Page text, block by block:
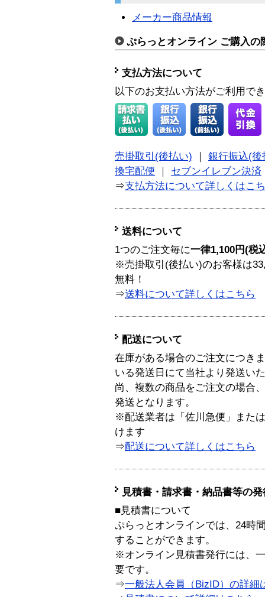
メーカー商品情報
ぷらっとオンライン ご購入の
支払方法について
以下のお支払い方法がご利用で
売掛取引(後払い)
銀行振込(後
換宅配便
セブンイレブン決済
⇒支払方法について詳しくはこ
送料について
1つのご注文毎に一律1,100円(税
※売掛取引(後払い)のお客様は
無料！
⇒送料について詳しくはこちら
配送について
在庫がある場合のご注文につき
いる発送日にて当社より発送い
尚、複数の商品をご注文の場合
発送となります。
※配送業者は「佐川急便」また
けます
⇒配送について詳しくはこちら
見積書・請求書・納品書等の
■見積書について
ぷらっとオンラインでは、24時
することができます。
※オンライン見積書発行には、
要です。
⇒一般法人会員（BizID）の詳細